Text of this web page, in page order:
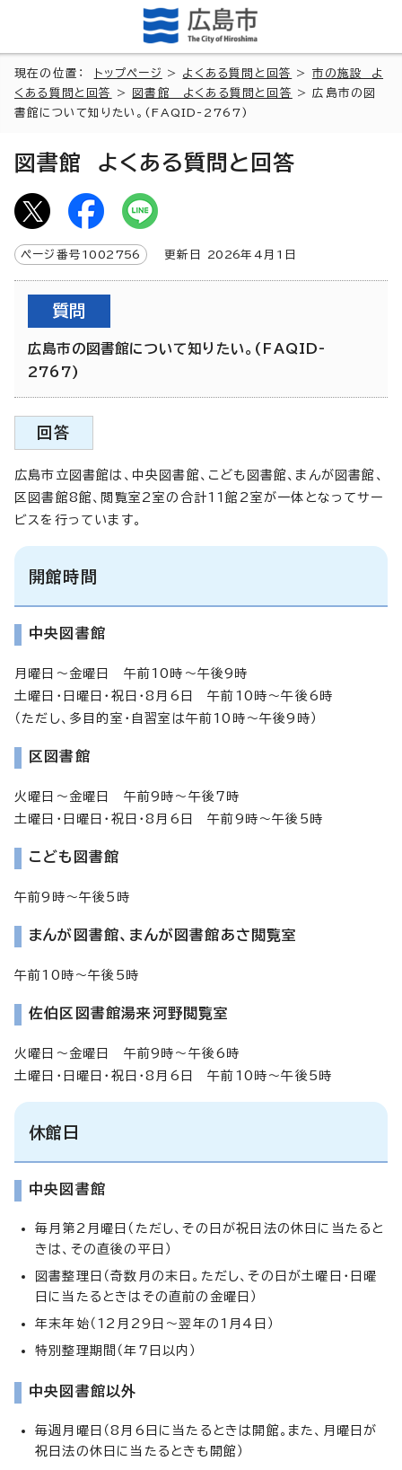
現在の位置： トップページ > よくある質問と回答 > 市の施設 よ
くある質問と回答
> 図書館 よくある質問と回答
> 広島市の図
書館について知りたい。(FAQID-2767)
図書館 よくある質問と回答
ページ番号 1002756 更新日 2026年4月1日
質問
広島市の図書館について知りたい。(FAQID-
2767)
回答
広島市立図書館は、中央図書館、こども図書館、まんが図書館、
区図書館8館、閲覧室2室の合計11館2室が一体となってサー
ビスを行っています。
開館時間
中央図書館
月曜日～金曜日 午前10時～午後9時
土曜日・日曜日・祝日・8月6日 午前10時～午後6時
（ただし、多目的室・自習室は午前10時～午後9時）
区図書館
火曜日～金曜日 午前9時～午後7時
土曜日・日曜日・祝日・8月6日 午前9時～午後5時
こども図書館
午前9時～午後5時
まんが図書館、まんが図書館あさ閲覧室
午前10時～午後5時
佐伯区図書館湯来河野閲覧室
火曜日～金曜日 午前9時～午後6時
土曜日・日曜日・祝日・8月6日 午前10時～午後5時
休館日
中央図書館
毎月第2月曜日（ただし、その日が祝日法の休日に当たると
きは、その直後の平日）
図書整理日（奇数月の末日。ただし、その日が土曜日・日曜
日に当たるときはその直前の金曜日）
年末年始（12月29日～翌年の1月4日）
特別整理期間（年7日以内）
中央図書館以外
毎週月曜日（8月6日に当たるときは開館。また、月曜日が
祝日法の休日に当たるときも開館）